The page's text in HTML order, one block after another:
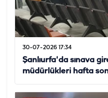
30-07-2026 17:34
Şanlıurfa'da sınava
müdürlükleri hafta